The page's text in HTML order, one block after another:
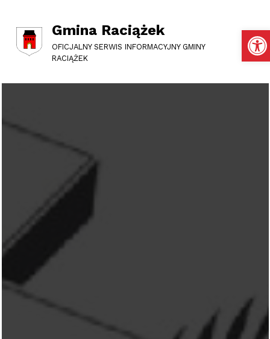
Otwórz pasek narzędzi
Gmina Raciążek
OFICJALNY SERWIS INFORMACYJNY GMINY
RACIĄŻEK